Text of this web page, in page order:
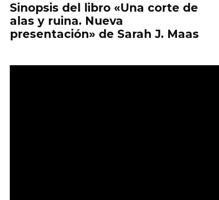
Sinopsis del libro «Una corte de
alas y ruina. Nueva
presentación» de Sarah J. Maas